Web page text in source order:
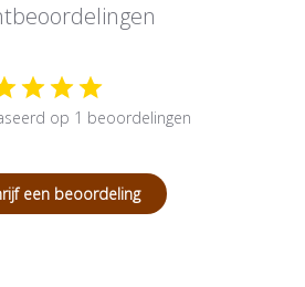
op 1 beoordelingen
een beoordeling